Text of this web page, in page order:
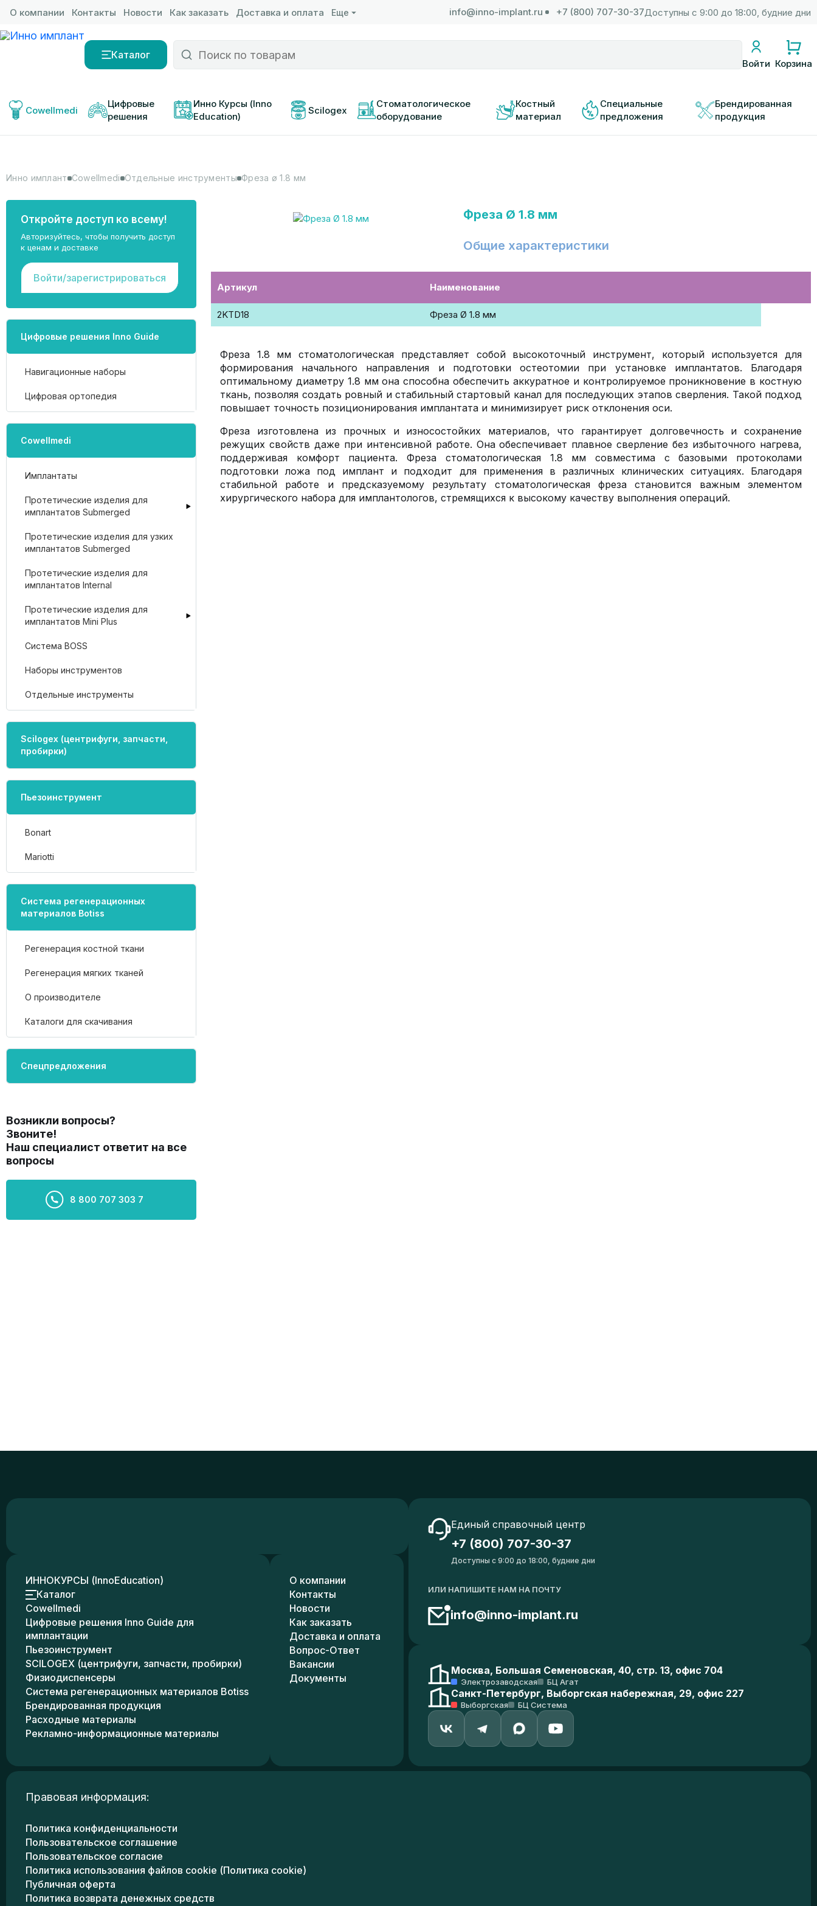
О компании Контакты Новости Как заказать Доставка и оплата Еще info@inno-implant.ru +7 (800) 707-30-37Доступны с 9:00 до 18:00, будние дни
Каталог
Войти Корзина
Cowellmedi
Цифровые
решения
Инно Курсы (Inno
Education)
Scilogex
Стоматологическое
оборудование
Костный
материал
Специальные
предложения
Брендированная
продукция
Инно имплант Cowellmedi Отдельные инструменты Фреза ø 1.8 мм
Откройте доступ ко всему!
Авторизуйтесь, чтобы получить доступ
к ценам и доставке
Войти/зарегистрироваться
Цифровые решения Inno Guide
Навигационные наборы
Цифровая ортопедия
Cowellmedi
Имплантаты
Протетические изделия для
имплантатов Submerged
Протетические изделия для узких
имплантатов Submerged
Протетические изделия для
имплантатов Internal
Протетические изделия для
имплантатов Mini Plus
Система BOSS
Наборы инструментов
Отдельные инструменты
Scilogex (центрифуги, запчасти,
пробирки)
Пьезоинструмент
Bonart
Mariotti
Система регенерационных
материалов Botiss
Регенерация костной ткани
Регенерация мягких тканей
О производителе
Каталоги для скачивания
Спецпредложения
Возникли вопросы?
Звоните!
Наш специалист ответит на все
вопросы
8 800 707 303 7
Фреза Ø 1.8 мм
Общие характеристики
Артикул Наименование
2KTD18 Фреза Ø 1.8 мм
Фреза 1.8 мм стоматологическая представляет собой высокоточный инструмент, который используется для
формирования начального направления и подготовки остеотомии при установке имплантатов. Благодаря
оптимальному диаметру 1.8 мм она способна обеспечить аккуратное и контролируемое проникновение в костную
ткань, позволяя создать ровный и стабильный стартовый канал для последующих этапов сверления. Такой подход
повышает точность позиционирования имплантата и минимизирует риск отклонения оси.
Фреза изготовлена из прочных и износостойких материалов, что гарантирует долговечность и сохранение
режущих свойств даже при интенсивной работе. Она обеспечивает плавное сверление без избыточного нагрева,
поддерживая комфорт пациента. Фреза стоматологическая 1.8 мм совместима с базовыми протоколами
подготовки ложа под имплант и подходит для применения в различных клинических ситуациях. Благодаря
стабильной работе и предсказуемому результату стоматологическая фреза становится важным элементом
хирургического набора для имплантологов, стремящихся к высокому качеству выполнения операций.
ИННОКУРСЫ (InnoEducation)
Каталог
Cowellmedi
Цифровые решения Inno Guide для
имплантации
Пьезоинструмент
SCILOGEX (центрифуги, запчасти, пробирки)
Физиодиспенсеры
Система регенерационных материалов Botiss
Брендированная продукция
Расходные материалы
Рекламно-информационные материалы
О компании
Контакты
Новости
Как заказать
Доставка и оплата
Вопрос-Ответ
Вакансии
Документы
Единый справочный центр
+7 (800) 707-30-37
Доступны с 9:00 до 18:00, будние дни
ИЛИ НАПИШИТЕ НАМ НА ПОЧТУ
info@inno-implant.ru
Москва, Большая Семеновская, 40, стр. 13, офис 704
Электрозаводская БЦ Агат
Санкт-Петербург, Выборгская набережная, 29, офис 227
Выборгская БЦ Система
Правовая информация:
Политика конфиденциальности
Пользовательское соглашение
Пользовательское согласие
Политика использования файлов cookie (Политика cookie)
Публичная оферта
Политика возврата денежных средств